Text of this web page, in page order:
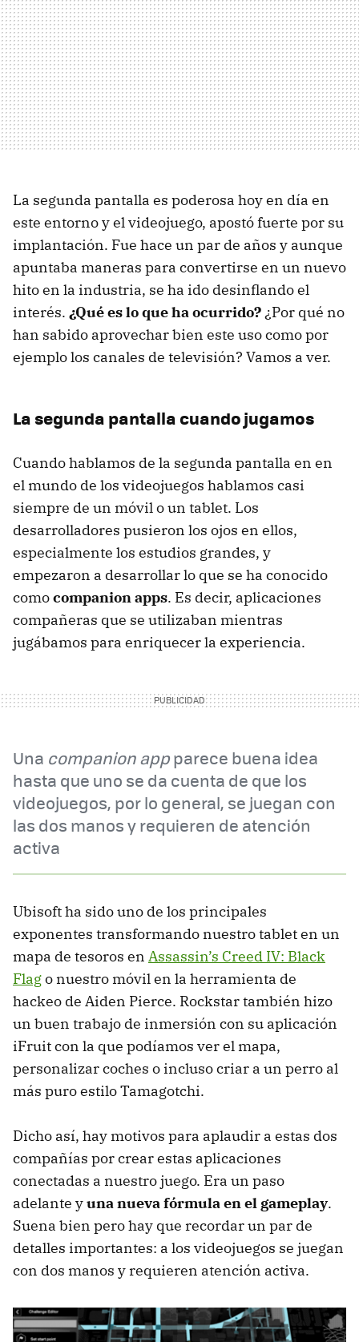
La segunda pantalla es poderosa hoy en día en
este entorno y el videojuego, apostó fuerte por su
implantación. Fue hace un par de años y aunque
apuntaba maneras para convertirse en un nuevo
hito en la industria, se ha ido desinflando el
interés. ¿Qué es lo que ha ocurrido?¿Por qué no
han sabido aprovechar bien este uso como por
ejemplo los canales de televisión? Vamos a ver.
La segunda pantalla cuando jugamos
Cuando hablamos de la segunda pantalla en en
el mundo de los videojuegos hablamos casi
siempre de un móvil o un tablet. Los
desarrolladores pusieron los ojos en ellos,
especialmente los estudios grandes, y
empezaron a desarrollar lo que se ha conocido
comocompanion apps. Es decir, aplicaciones
compañeras que se utilizaban mientras
jugábamos para enriquecer la experiencia.
Una companion appparece buena idea
hasta que uno se da cuenta de que los
videojuegos, por lo general, se juegan con
las dos manos y requieren de atención
activa
Ubisoft ha sido uno de los principales
exponentes transformando nuestro tablet en un
mapa de tesoros en Assassin’s Creed IV: Black
Flago nuestro móvil en la herramienta de
hackeo de Aiden Pierce. Rockstar también hizo
un buen trabajo de inmersión con su aplicación
iFruit con la que podíamos ver el mapa,
personalizar coches o incluso criar a un perro al
más puro estilo Tamagotchi.
Dicho así, hay motivos para aplaudir a estas dos
compañías por crear estas aplicaciones
conectadas a nuestro juego. Era un paso
adelante yuna nueva fórmula en el gameplay.
Suena bien pero hay que recordar un par de
detalles importantes: a los videojuegos se juegan
con dos manos y requieren atención activa.